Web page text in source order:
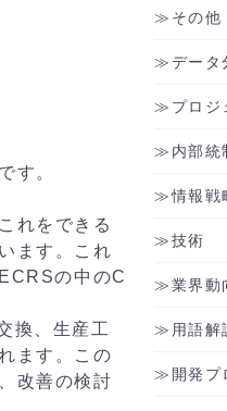
す。
れをできる
ます。これ
の中のC
換、生産工
ます。この
改善の検討
その他
データ
プロジ
内部統
情報戦
技術
業界動
用語解
開発プ